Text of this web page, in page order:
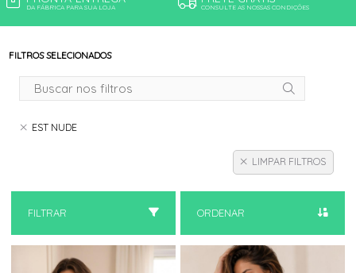
DA FÁBRICA PARA SUA LOJA CONSULTE AS NOSSAS CONDIÇÕES
FILTROS SELECIONADOS
EST NUDE
LIMPAR FILTROS
FILTRAR ORDENAR